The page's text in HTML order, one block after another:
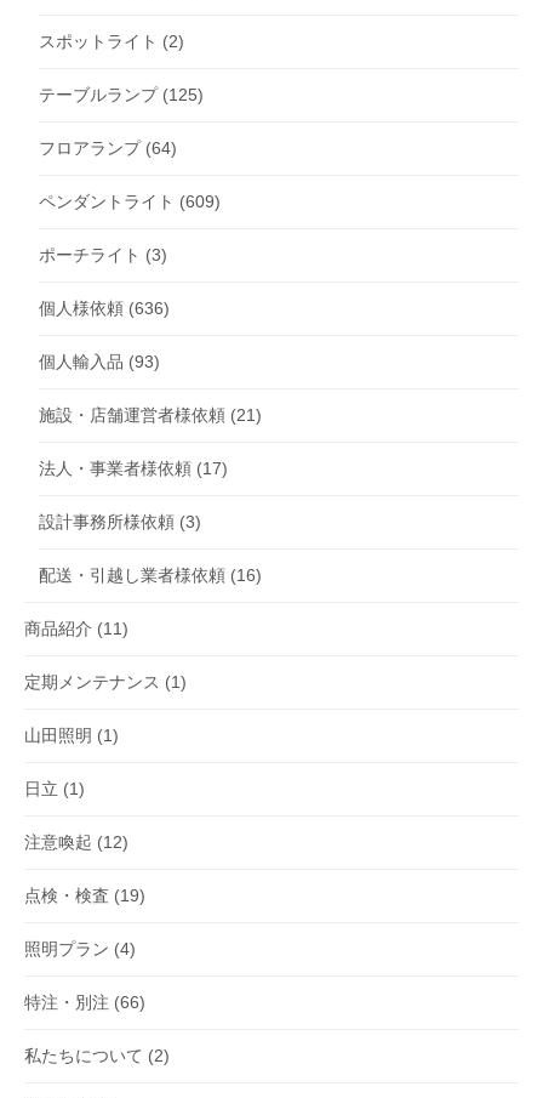
スポットライト (2)
テーブルランプ(125)
フロアランプ(64)
ペンダントライト (609)
ポーチライト (3)
個人様依頼 (636)
個人輸入品 (93)
施設・店舗運営者様依頼 (21)
法人・事業者様依頼 (17)
設計事務所様依頼 (3)
配送・引越し業者様依頼 (16)
商品紹介 (11)
定期メンテナンス (1)
山田照明 (1)
日立 (1)
注意喚起 (12)
点検・検査 (19)
照明プラン (4)
特注・別注 (66)
私たちについて (2)